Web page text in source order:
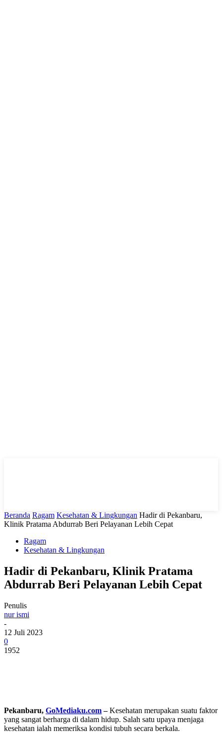
Beranda Ragam Kesehatan & Lingkungan Hadir di Pekanbaru,
Klinik Pratama Abdurrab Beri Pelayanan Lebih Cepat
Ragam
Kesehatan & Lingkungan
Hadir di Pekanbaru, Klinik Pratama
Abdurrab Beri Pelayanan Lebih Cepat
Penulis
nur ismi
-
12 Juli 2023
0
1952
Pekanbaru, GoMediaku.com–Kesehatan merupakan suatu faktor
yang sangat berharga di dalam hidup. Salah satu upaya menjaga
kesehatan ialah memeriksa kondisi tubuh secara berkala.